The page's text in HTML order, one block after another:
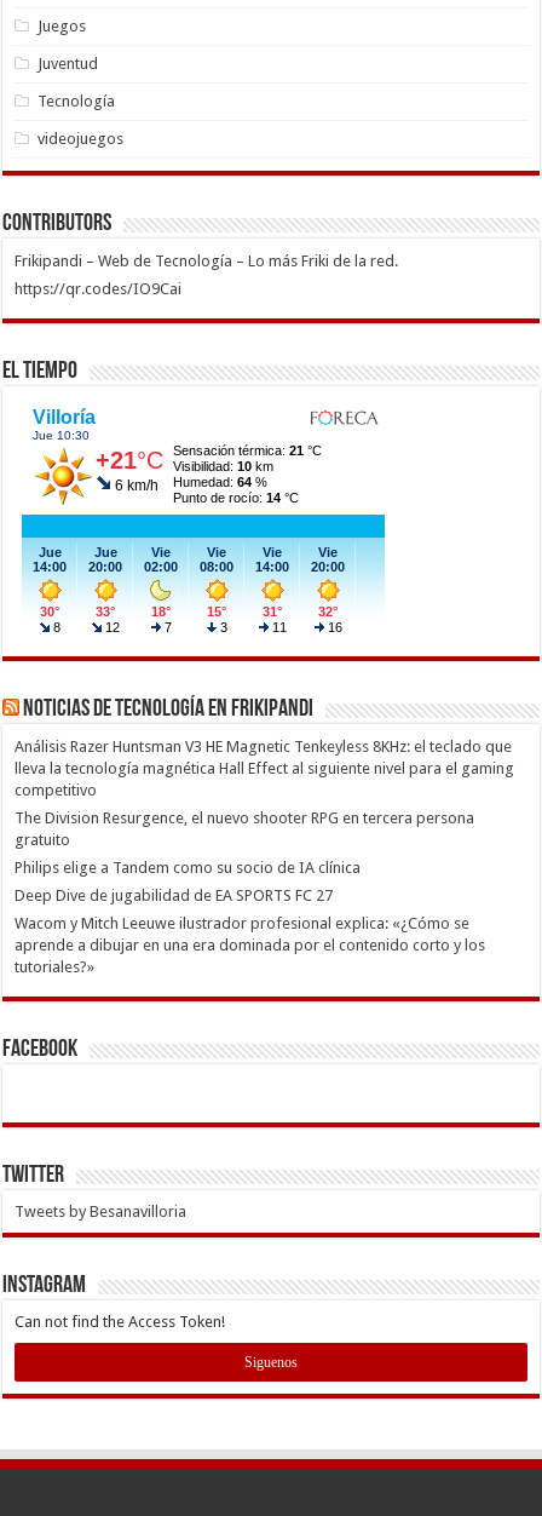
Juegos
Juventud
Tecnología
videojuegos
Contributors
Frikipandi – Web de Tecnología – Lo más Friki de la red.
https://qr.codes/IO9Cai
El Tiempo
Noticias de Tecnología en Frikipandi
Análisis Razer Huntsman V3 HE Magnetic Tenkeyless 8KHz: el teclado que
lleva la tecnología magnética Hall Effect al siguiente nivel para el gaming
competitivo
The Division Resurgence, el nuevo shooter RPG en tercera persona
gratuito
Philips elige a Tandem como su socio de IA clínica
Deep Dive de jugabilidad de EA SPORTS FC 27
Wacom y Mitch Leeuwe ilustrador profesional explica: «¿Cómo se
aprende a dibujar en una era dominada por el contenido corto y los
tutoriales?»
Facebook
Twitter
Tweets by Besanavilloria
INSTAGRAM
Can not find the Access Token!
Siguenos